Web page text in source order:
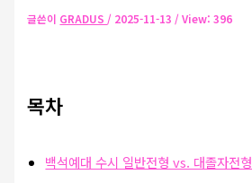
글쓴이 GRADUS / 2025-11-13 / View: 396
목차
백석예대 수시 일반전형 vs. 대졸자전형